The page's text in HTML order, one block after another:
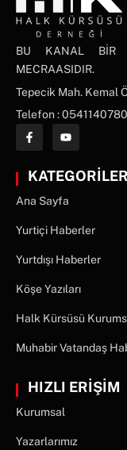
BU KANAL BİR
MECRAASIDIR.
Tepecik Mah. Kemal
Telefon :
KATEGORİLER
Ana Sayfa
Yurtiçi Haberler
Yurtdışı Haberler
Köşe Yazıları
Halk Kürsüsü
Muhabir Vatandaş
HIZLI ERİŞİM
Kurumsal
Yazarlarımız